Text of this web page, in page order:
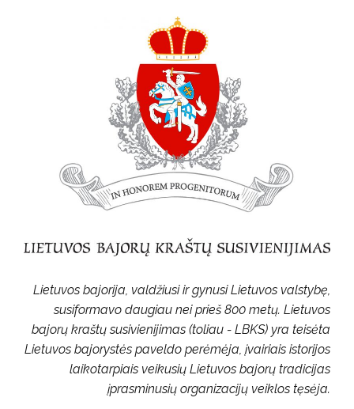
Lietuvos bajorija, valdžiusi ir gynusi Lietuvos valstybę,
susiformavo daugiau nei prieš 800 metų. Lietuvos
bajorų kraštų susivienijimas (toliau - LBKS) yra teisėta
Lietuvos bajorystės paveldo perėmėja, įvairiais istorijos
laikotarpiais veikusių Lietuvos bajorų tradicijas
įprasminusių organizacijų veiklos tęsėja.